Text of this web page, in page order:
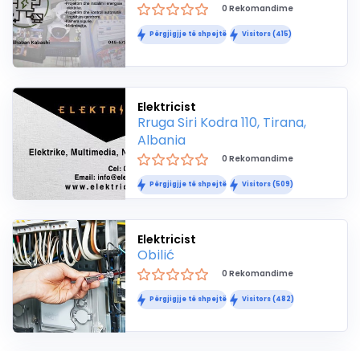
0 Rekomandime
Përgjigjje të shpejtë Visitors (415)
Elektricist
Rruga Siri Kodra 110, Tirana,
Albania
0 Rekomandime
Përgjigjje të shpejtë Visitors (509)
Elektricist
Obilić
0 Rekomandime
Përgjigjje të shpejtë Visitors (482)